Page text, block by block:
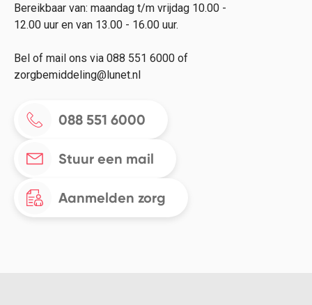
Bereikbaar van: maandag t/m vrijdag 10.00 -
12.00 uur en van 13.00 - 16.00 uur.
Bel of mail ons via 088 551 6000 of
zorgbemiddeling@lunet.nl
088 551 6000
Stuur een mail
Aanmelden zorg